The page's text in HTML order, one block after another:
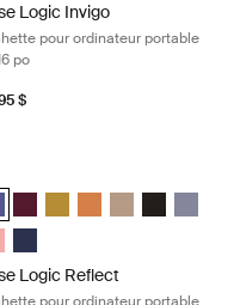
Logic Invigo
pour ordinateur portable
po
$
obsidienne (selected)
Logic Reflect 14" Laptop
Case Logic Reflect 14"
Case Logic Reflect 14"
Case Logic Reflect
Case Logic
Case Logic
Case
Logic Reflect 14" Laptop
Case Logic Reflect 14"
Logic Reflect